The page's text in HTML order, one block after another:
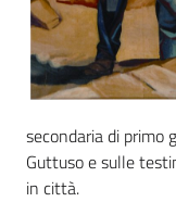
secondaria di primo
Guttuso e sulle
in città.